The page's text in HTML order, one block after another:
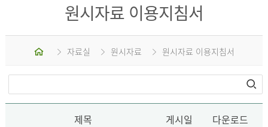
원시자료 이용지침서
홈 자료실 원시자료 원시자료 이용지침서
제목 게시일 다운로드